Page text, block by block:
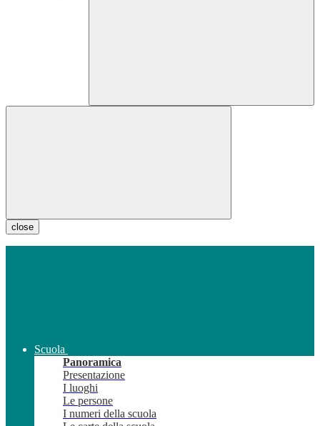
close
Scuola
Panoramica
Presentazione
I luoghi
Le persone
I numeri della scuola